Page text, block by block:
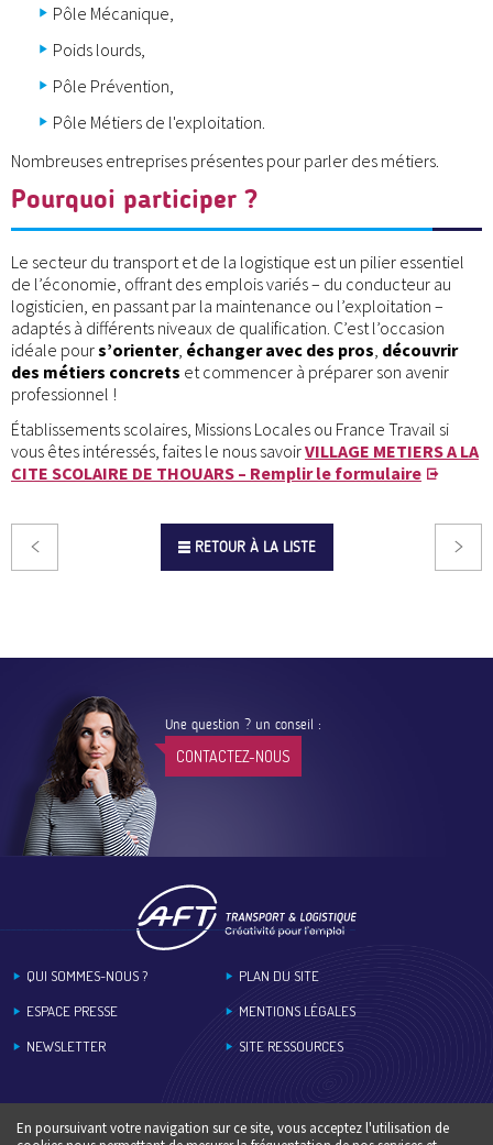
Pôle Mécanique,
Poids lourds,
Pôle Prévention,
Pôle Métiers de l'exploitation.
Nombreuses entreprises présentes pour parler des métiers.
Pourquoi participer ?
Le secteur du transport et de la logistique est un pilier essentiel
de l’économie, offrant des emplois variés – du conducteur au
logisticien, en passant par la maintenance ou l’exploitation –
adaptés à différents niveaux de qualification. C’est l’occasion
idéale pours’orienter, échanger avec des pros, découvrir
des métiers concrets et commencer à préparer son avenir
professionnel !
Établissements scolaires, Missions Locales ou France Travail si
vous êtes intéressés, faites le nous savoirVILLAGE METIERS A LA
CITE SCOLAIRE DE THOUARS – Remplir le formulaire
RETOUR À LA LISTE
Une question ? un conseil :
CONTACTEZ-NOUS
QUI SOMMES-NOUS ?
ESPACE PRESSE
NEWSLETTER
PLAN DU SITE
MENTIONS LÉGALES
SITE RESSOURCES
En poursuivant votre navigation sur ce site, vous acceptez l'utilisation de